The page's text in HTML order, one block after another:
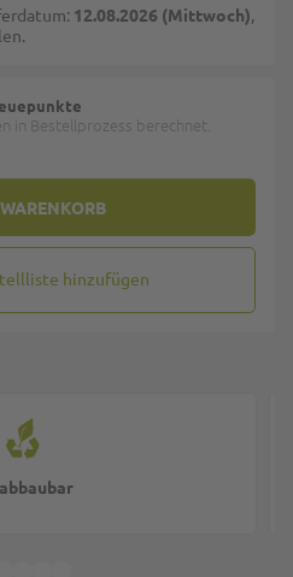
12.08.2026 (Mittwoch),
in Bestellprozess berechnet.
hinzufügen